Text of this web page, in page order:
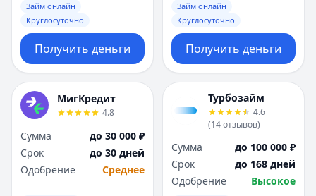
Займ онлайн
Круглосуточно
Получить деньги
Займ онлайн
Круглосуточно
Получить деньги
МигКредит
4.8
Сумма
до 30 000 ₽
Срок
до 30 дней
Одобрение
Среднее
Турбозайм
4.6
(14отзывов)
Сумма
до 100 000 ₽
Срок
до 168 дней
Одобрение
Высокое